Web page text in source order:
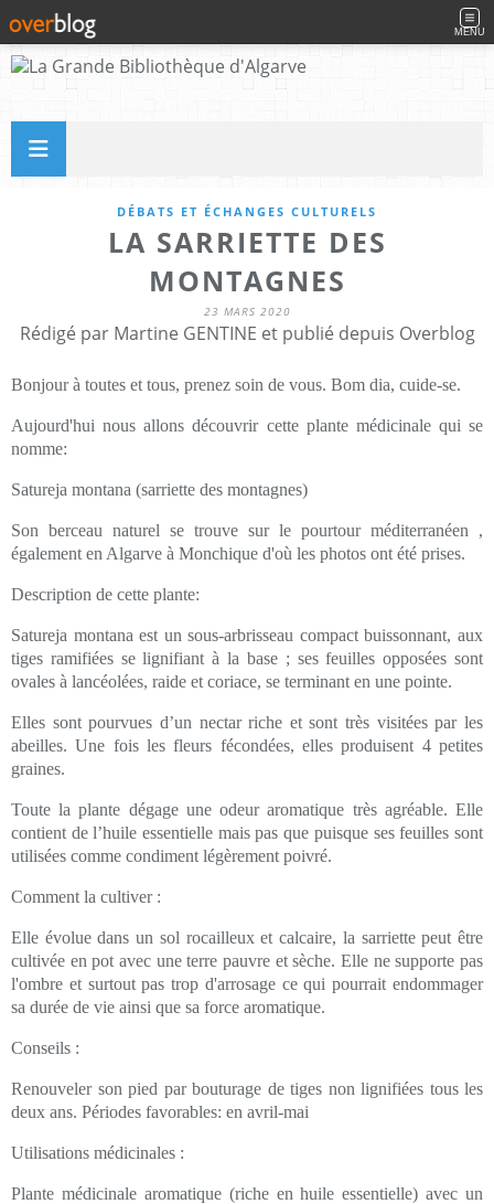
MENU
DÉBATS ET ÉCHANGES CULTURELS
LA SARRIETTE DES
MONTAGNES
23 MARS 2020
Rédigé par Martine GENTINE et publié depuis Overblog
Bonjour à toutes et tous, prenez soin de vous. Bom dia, cuide-se.
Aujourd'hui nous allons découvrir cette plante médicinale qui se
nomme:
Satureja montana (sarriette des montagnes)
Son berceau naturel se trouve sur le pourtour méditerranéen ,
également en Algarve à Monchique d'où les photos ont été prises.
Description de cette plante:
Satureja montana est un sous-arbrisseau compact buissonnant, aux
tiges ramifiées se lignifiant à la base ; ses feuilles opposées sont
ovales à lancéolées, raide et coriace, se terminant en une pointe.
Elles sont pourvues d’un nectar riche et sont très visitées par les
abeilles. Une fois les fleurs fécondées, elles produisent 4 petites
graines.
Toute la plante dégage une odeur aromatique très agréable. Elle
contient de l’huile essentielle mais pas que puisque ses feuilles sont
utilisées comme condiment légèrement poivré.
Comment la cultiver :
Elle évolue dans un sol rocailleux et calcaire, la sarriette peut être
cultivée en pot avec une terre pauvre et sèche. Elle ne supporte pas
l'ombre et surtout pas trop d'arrosage ce qui pourrait endommager
sa durée de vie ainsi que sa force aromatique.
Conseils :
Renouveler son pied par bouturage de tiges non lignifiées tous les
deux ans. Périodes favorables: en avril-mai
Utilisations médicinales :
Plante médicinale aromatique (riche en huile essentielle) avec un